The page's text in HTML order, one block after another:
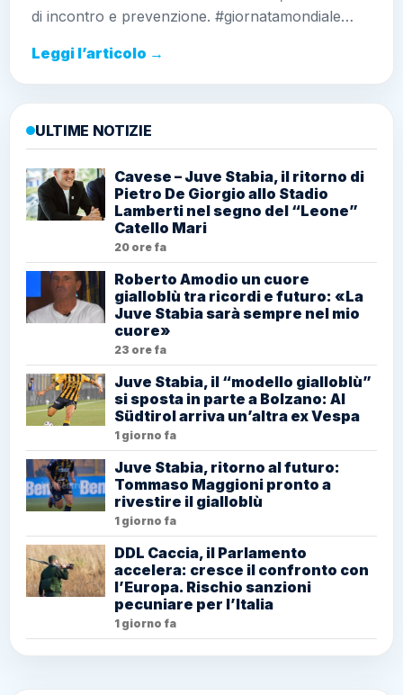
di incontro e prevenzione. #giornatamondiale…
Leggi l’articolo →
ULTIME NOTIZIE
Cavese – Juve Stabia, il ritorno di
Pietro De Giorgio allo Stadio
Lamberti nel segno del “Leone”
Catello Mari
20 ore fa
Roberto Amodio un cuore
gialloblù tra ricordi e futuro: «La
Juve Stabia sarà sempre nel mio
cuore»
23 ore fa
Juve Stabia, il “modello gialloblù”
si sposta in parte a Bolzano: Al
Südtirol arriva un’altra ex Vespa
1 giorno fa
Juve Stabia, ritorno al futuro:
Tommaso Maggioni pronto a
rivestire il gialloblù
1 giorno fa
DDL Caccia, il Parlamento
accelera: cresce il confronto con
l’Europa. Rischio sanzioni
pecuniare per l’Italia
1 giorno fa